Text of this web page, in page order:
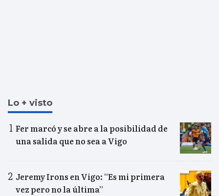
Lo + visto
Fer marcó y se abre a la posibilidad de
una salida que no sea a Vigo
Jeremy Irons en Vigo: “Es mi primera
vez pero no la última”